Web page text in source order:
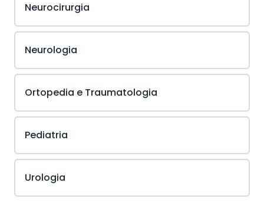
Neurocirurgia
Neurologia
Ortopedia e Traumatologia
Pediatria
Urologia